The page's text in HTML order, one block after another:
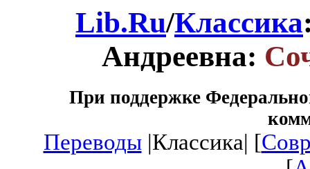
Lib.Ru/Классика
Андреевна:
При поддержке
Переводы|Классика| [